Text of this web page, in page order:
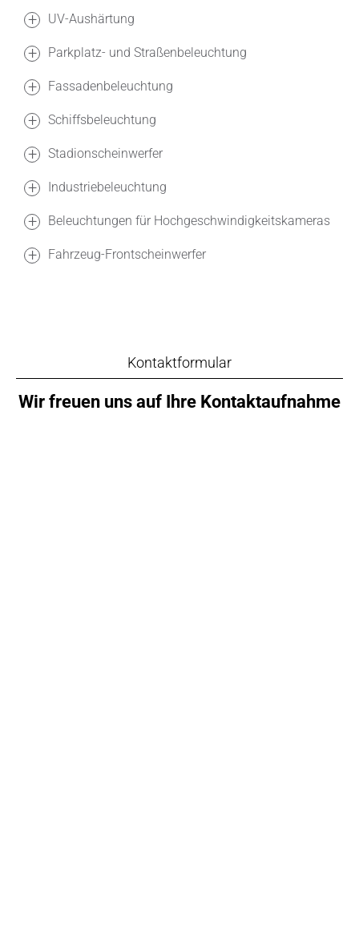
UV-Aushärtung
Parkplatz- und Straßenbeleuchtung
Fassadenbeleuchtung
Schiffsbeleuchtung
Stadionscheinwerfer
Industriebeleuchtung
Beleuchtungen für Hochgeschwindigkeitskameras
Fahrzeug-Frontscheinwerfer
Kontaktformular
Wir freuen uns auf Ihre Kontaktaufnahme